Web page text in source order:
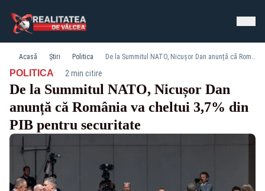
Acasă Știri Politica De la Summitul NATO, Nicușor Dan anunță că România va cheltui 3,7% din PIB pentru securitate
POLITICA· 2 min citire
De la Summitul NATO, Nicușor Dan
anunță că România va cheltui 3,7% din
PIB pentru securitate